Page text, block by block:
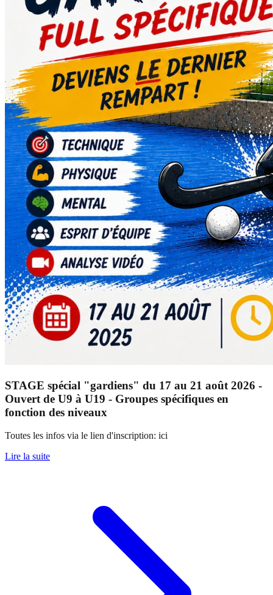
STAGE spécial "gardiens" du 17 au 21 août 2026 -
Ouvert de U9 à U19 - Groupes spécifiques en
fonction des niveaux
Toutes les infos via le lien d'inscription: ici
Lire la suite